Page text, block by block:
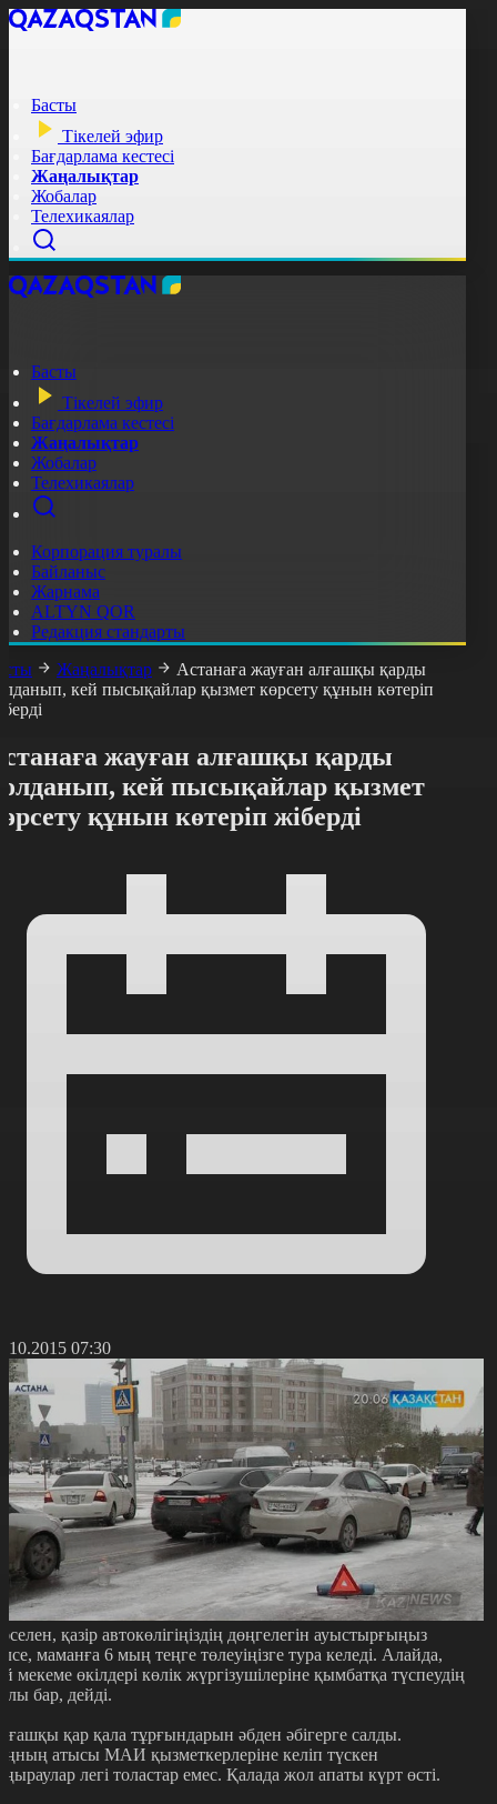
Басты
Тікелей эфир
Бағдарлама кестесі
Жаңалықтар
Жобалар
Телехикаялар
Басты
Тікелей эфир
Бағдарлама кестесі
Жаңалықтар
Жобалар
Телехикаялар
Корпорация туралы
Байланыс
Жарнама
ALTYN QOR
Редакция стандарты
Жаңалықтар
Астанаға жауған алғашқы қарды
кей пысықайлар қызмет көрсету құнын көтеріп
жауған алғашқы қарды
кей пысықайлар қызмет
құнын көтеріп жіберді
07:30
қазір автокөлігіңіздің дөңгелегін ауыстырғыңыз
маманға 6 мың теңге төлеуіңізге тура келеді. Алайда,
мекеме өкілдері көлік жүргізушілеріне қымбатқа түспеудің
бар, дейді.
қар қала тұрғындарын әбден әбігерге салды.
атысы МАИ қызметкерлеріне келіп түскен
легі толастар емес. Қалада жол апаты күрт өсті.